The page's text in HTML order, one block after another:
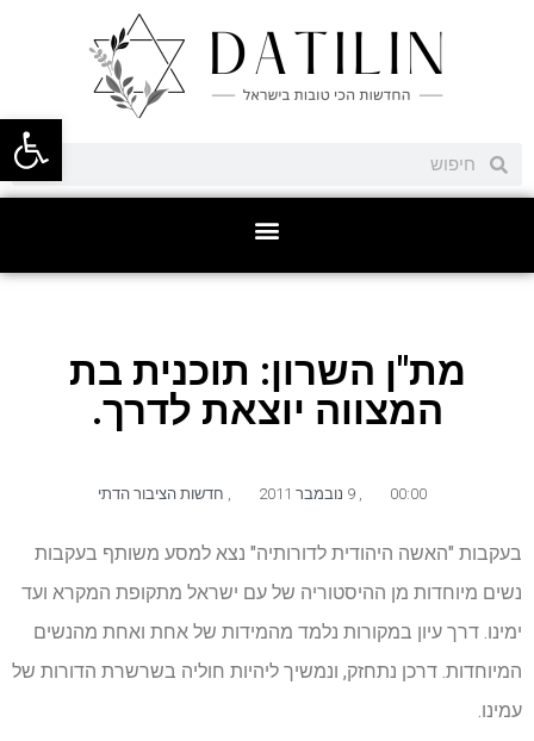
פתח
מת"ן השרון: תוכנית בת
המצווה יוצאת לדרך.
00:00
,
, חדשות הציבור הדתי
בעקבות "האשה היהודית לדורותיה" נצא למסע משותף בעקבות
נשים מיוחדות מן ההיסטוריה של עם ישראל מתקופת המקרא ועד
ימינו. דרך עיון במקורות נלמד מהמידות של אחת ואחת מהנשים
המיוחדות. דרכן נתחזק, ונמשיך ליהיות חוליה בשרשרת הדורות של
עמינו.